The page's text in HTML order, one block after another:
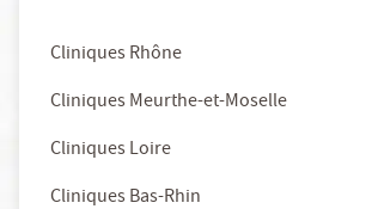
Cliniques Rhône
Cliniques Meurthe-et-Moselle
Cliniques Loire
Cliniques Bas-Rhin